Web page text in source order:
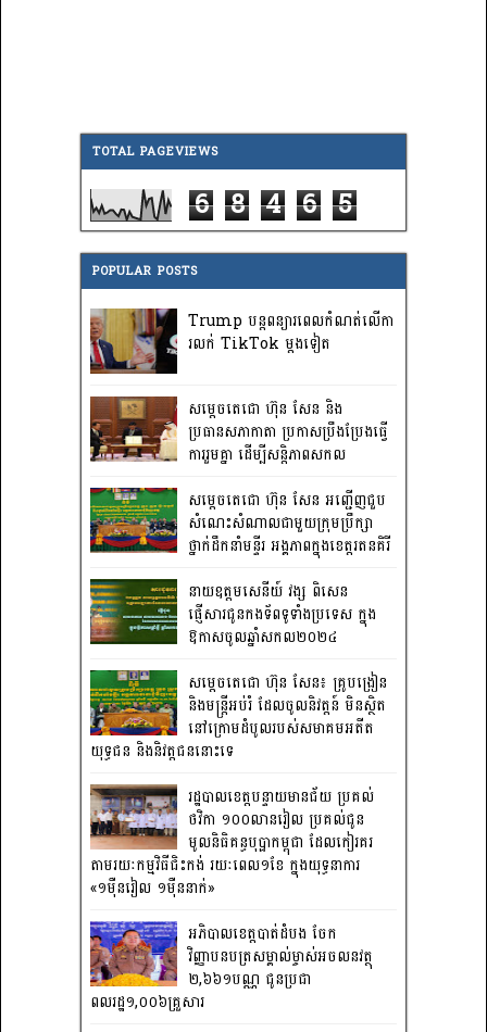
TOTAL PAGEVIEWS
6 8 4 6 5
POPULAR POSTS
Trump បន្តពន្យារពេលកំណត់លើកា
រលក់ TikTok ម្តងទៀត
សម្តេចតេជោ ហ៊ុន សែន និង
ប្រធានសភាកាតា ប្រកាសប្រឹងប្រែងធ្វើ
ការ​រួមគ្នា ដើម្បីសន្តិភាពសកល
សម្តេចតេជោ ហ៊ុន សែន អញ្ជើញជួប
សំណេះសំណាលជាមួយក្រុមប្រឹក្សា
ថ្នាក់ដឹកនាំមន្ទីរ អង្គភាពក្នុងខេត្តរតនគិរី
នាយឧត្តមសេនីយ៍ វង្ស ពិសេន
ផ្ញើសារជូនកងទ័ពទូទាំងប្រទេស ក្នុង
ឱកាសចូលឆ្នាំសកល២០២៤
សម្តេចតេជោ ហ៊ុន សែន៖ គ្រូបង្រៀន
និងមន្ត្រីអប់រំ ដែលចូលនិវត្តន៍ មិនស្ថិត
នៅក្រោមដំបូលរបស់សមាគមអតីត
យុទ្ធជន និងនិវត្តជននោះទេ
រដ្ឋបាលខេត្តបន្ទាយមានជ័យ ប្រគល់
ថវិកា ១០០លានរៀល ប្រគល់ជូន
មូលនិធិគន្ធបុប្ផាកម្ពុជា ដែលកៀរគរ
តាមរយៈកម្មវិធីជិះកង់ រយៈពេល១ខែ ក្នុងយុទ្ធនាការ
«១ម៉ឺនរៀល ១ម៉ឺននាក់»
អភិបាលខេត្តបាត់ដំបង ចែក
វិញ្ញាបនបត្រសម្គាល់ម្ចាស់អចលនវត្ថុ
២,៦៦១បណ្ណ ជូនប្រជា
ពលរដ្ឋ១,០០៦គ្រួសារ